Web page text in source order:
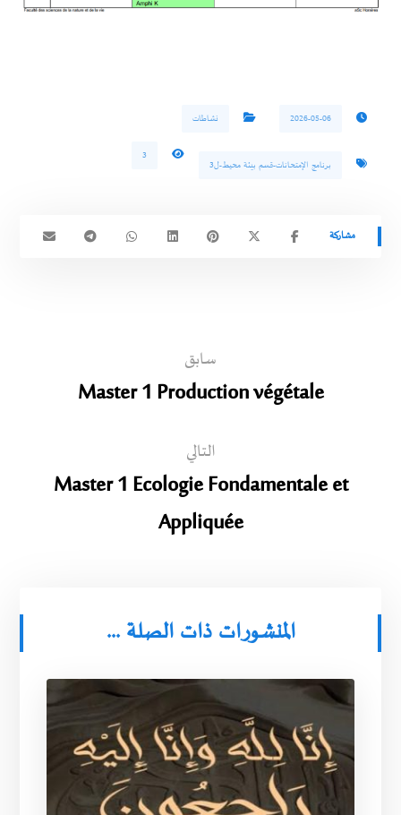
2026-05-06 نشاطات
برنامج الإمتحانات-قسم بيئة محيط-ل3
3
سابق
Master 1 Production végétale
التالي
Master 1 Ecologie Fondamentale et
Appliquée
المنشورات ذات الصلة ...